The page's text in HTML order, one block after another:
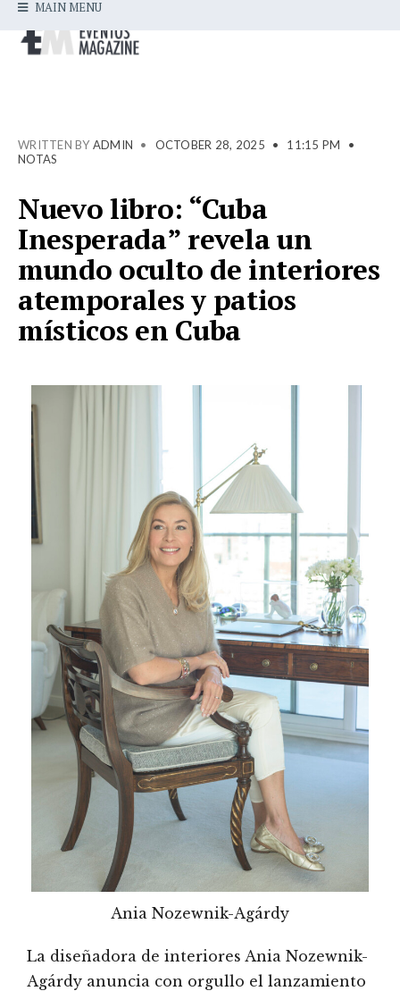
MAIN MENU
WRITTEN BY ADMIN • OCTOBER 28, 2025 • 11:15 PM
•
NOTAS
Nuevo libro: “Cuba
Inesperada” revela un
mundo oculto de interiores
atemporales y patios
místicos en Cuba
Ania Nozewnik-Agárdy
La diseñadora de interiores Ania Nozewnik-
Agárdy anuncia con orgullo el lanzamiento